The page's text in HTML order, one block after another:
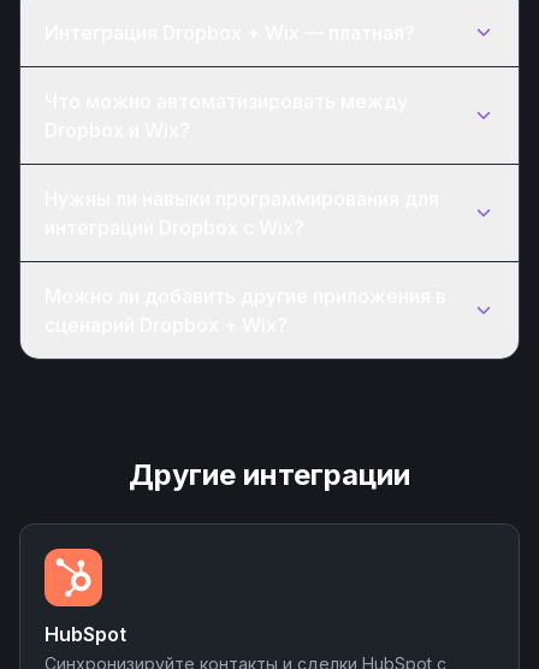
Другие интеграции
HubSpot
Синхронизируйте контакты и сделки HubSpot с